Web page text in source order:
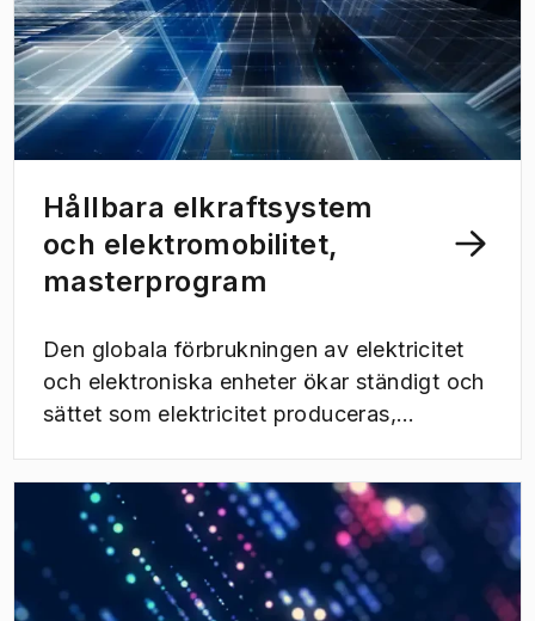
och ombilda systemen i en
sammankopplad framtid, förbereda för en
karriär inom ett område som ständigt och
snabbt utvecklas.
Hållbara elkraftsystem
och elektromobilitet,
masterprogram
Den globala förbrukningen av elektricitet
och elektroniska enheter ökar ständigt och
sättet som elektricitet produceras,
genomgår en fundamental förändring.
Tillväxten inom elfordon och produktion av
förnybar energi under de kommande
decennierna kommer bara att främja denna
utveckling. I detta masterprogram får du